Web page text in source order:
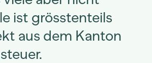
ist grösstenteils
aus dem Kanton